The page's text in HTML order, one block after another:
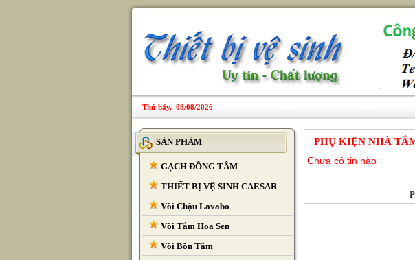
Thứ bẩy, 08/08/2026
SẢN PHẨM
GẠCH ĐỒNG TÂM
THIẾT BỊ VỆ SINH CAESAR
Vòi Chậu Lavabo
Vòi Tắm Hoa Sen
Vòi Bồn Tắm
PHỤ KIỆN NHÀ
Chưa có tin nào